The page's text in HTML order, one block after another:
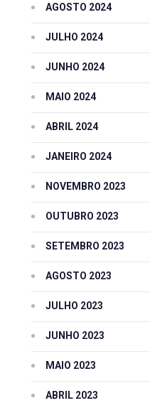
AGOSTO 2024
JULHO 2024
JUNHO 2024
MAIO 2024
ABRIL 2024
JANEIRO 2024
NOVEMBRO 2023
OUTUBRO 2023
SETEMBRO 2023
AGOSTO 2023
JULHO 2023
JUNHO 2023
MAIO 2023
ABRIL 2023